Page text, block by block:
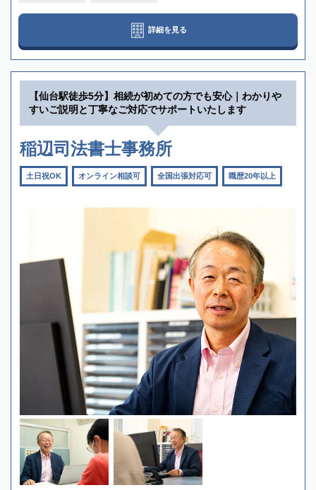
詳細を見る
【仙台駅徒歩5分】相続が初めての方でも安心｜わかりや
すいご説明と丁寧なご対応でサポートいたします
稲辺司法書士事務所
土日祝OK オンライン相談可 全国出張対応可 職歴20年以上